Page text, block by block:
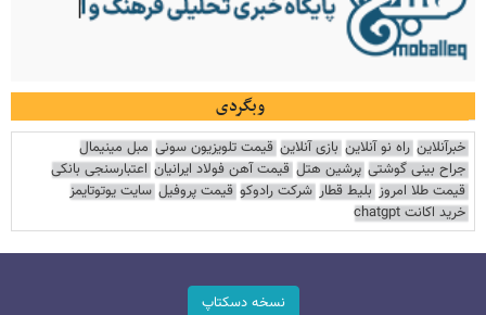
وبگردی
خبرآنلاین راه نو آنلاین بازی آنلاین قیمت تلویزیون سونی مبل مینیمال
جراح بینی گوشتی پرشین هتل قیمت آهن فولاد ایرانیان اعتبارسنجی بانکی
قیمت طلا امروز بلیط قطار شرکت رادوکو قیمت پروفیل سایت یوتوتایمز
خرید اکانت chatgpt
نسخه دسکتاپ